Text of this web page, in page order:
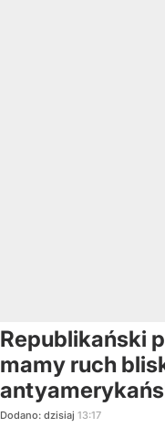
Republikański
mamy ruch
Dodano: dzisiaj 13:17